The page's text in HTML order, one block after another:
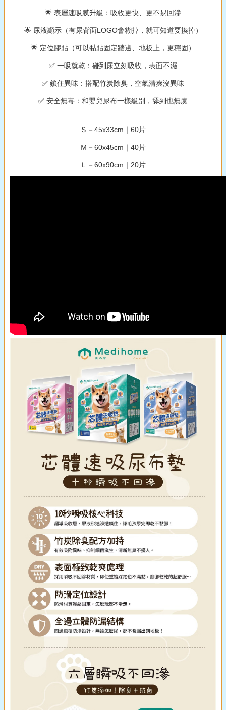
🌟 表層速吸膜升級：吸收更快、更不易回滲
🌟 尿液顯示（有尿背面LOGO會糊掉，就可知道要換掉）
🌟 定位膠貼（可以黏貼固定牆邊、地板上，更穩固）
✅ 一吸就乾：碰到尿立刻吸收，表面不濕
✅ 鎖住異味：搭配竹炭除臭，空氣清爽沒異味
✅ 安全無毒：和嬰兒尿布一樣級別，舔到也無虞
Ｓ－45x33cm｜60片
Ｍ－60x45cm｜40片
Ｌ－60x90cm｜20片